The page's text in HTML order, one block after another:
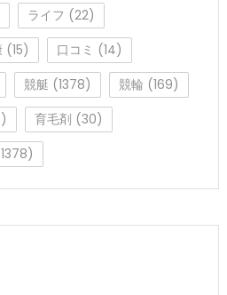
ライフ (22)
(15) 口コミ (14)
競艇 (1378) 競輪 (169)
育毛剤 (30)